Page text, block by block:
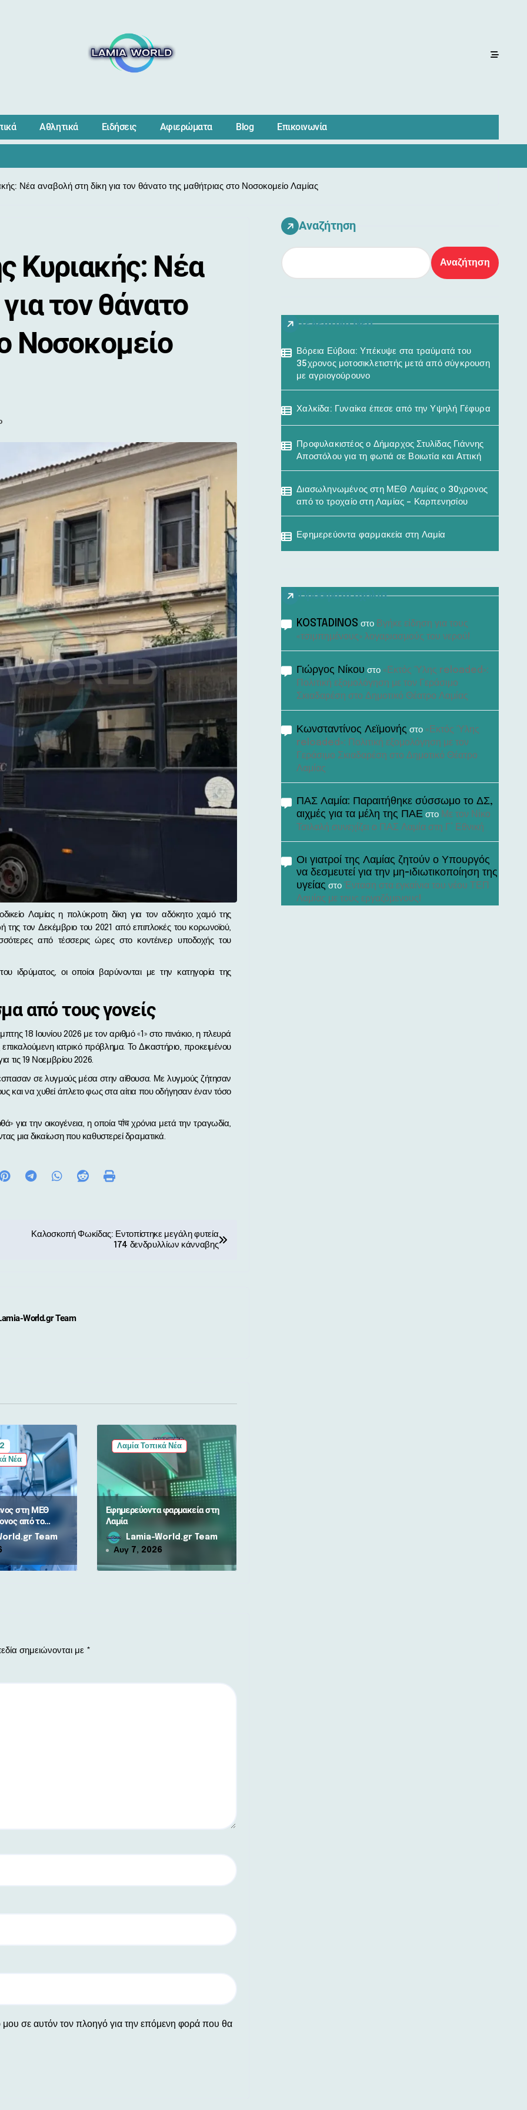
Αθλητικά Ειδήσεις Αφιερώματα Blog Επικοινωνία
Νέα αναβολή στη δίκη για τον θάνατο της μαθήτριας στο Νοσοκομείο Λαμίας
Κυριακής: Νέα
τον θάνατο
Νοσοκομείο
τον Δεκέμβριο του 2021 από επιπλοκές του κορωνοϊού,
από τέσσερις ώρες στο κοντέινερ υποδοχής του
ιδρύματος, οι οποίοι βαρύνονται με την κατηγορία της
από τους γονείς
18 Ιουνίου 2026 με τον αριθμό «1» στο πινάκιο, η πλευρά
ιατρικό πρόβλημα. Το Δικαστήριο, προκειμένου
τις 19 Νοεμβρίου 2026.
σε λυγμούς μέσα στην αίθουσα. Με λυγμούς ζήτησαν
και να χυθεί άπλετο φως στα αίτια που οδήγησαν έναν τόσο
για την οικογένεια, η οποία पांच χρόνια μετά την τραγωδία,
μια δικαίωση που καθυστερεί δραματικά.
Καλοσκοπή Φωκίδας: Εντοπίστηκε μεγάλη φυτεία
174 δενδρυλλίων κάνναβης
World.gr Team
Νέα
στη ΜΕΘ
από το
–
Team
Λαμία Τοπικά Νέα
Εφημερεύοντα φαρμακεία στη
Λαμία
Lamia-World.gr Team
Αυγ 7, 2026
σημειώνονται με *
σε αυτόν τον πλοηγό για την επόμενη φορά που θα
Αναζήτηση
Αναζήτηση
Τελευταία Νέα
Βόρεια Εύβοια: Υπέκυψε στα τραύματά του
35χρονος μοτοσικλετιστής μετά από σύγκρουση
με αγριογούρουνο
Χαλκίδα: Γυναίκα έπεσε από την Υψηλή Γέφυρα
Προφυλακιστέος ο Δήμαρχος Στυλίδας Γιάννης
Αποστόλου για τη φωτιά σε Βοιωτία και Αττική
Διασωληνωμένος στη ΜΕΘ Λαμίας ο 30χρονος
από το τροχαίο στη Λαμίας – Καρπενησίου
Εφημερεύοντα φαρμακεία στη Λαμία
Πρόσφατα σχόλια
KOSTADINOS στο Βγήκε είδηση για τους
«τσιμπημένους» λογαριασμούς του νερού!
Γιώργος Νίκου στο «Εκτός Ύλης reloaded»:
Πολιτική εξομολόγηση με τον Γεράσιμο
Σκιαδαρέση στο Δημοτικό Θέατρο Λαμίας
Κωνσταντίνος Λεϊμονής στο «Εκτός Ύλης
reloaded»: Πολιτική εξομολόγηση με τον
Γεράσιμο Σκιαδαρέση στο Δημοτικό Θέατρο
Λαμίας
ΠΑΣ Λαμία: Παραιτήθηκε σύσσωμο το ΔΣ,
αιχμές για τα μέλη της ΠΑΕ στο Με τον Νίκο
Τσιλαλή συνεχίζει ο ΠΑΣ Λαμία στη Γ’ Εθνική
Οι γιατροί της Λαμίας ζητούν ο Υπουργός
να δεσμευτεί για την μη-ιδιωτικοποίηση της
υγείας στο Ένταση στα εγκαίνια του νέου ΤΕΠ
Λαμίας με τους εργαζόμενους!